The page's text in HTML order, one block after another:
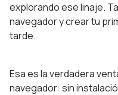
explorando ese linaje.
navegador y crear tu
tarde.
Esa es la verdadera
navegador: sin